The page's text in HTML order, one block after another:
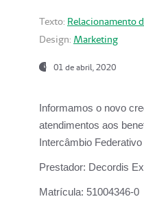
Texto: Relacionamento
Design: Marketing
01 de abril, 2020
Informamos o novo
atendimentos aos
Intercâmbio
Prestador: Decordis
Matrícula: 51004346-0